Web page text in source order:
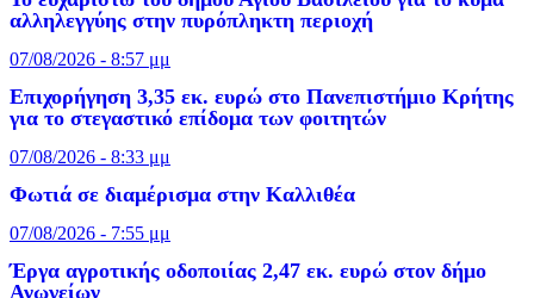
αλληλεγγύης στην πυρόπληκτη περιοχή
07/08/2026 - 8:57 μμ
Επιχορήγηση 3,35 εκ. ευρώ στο Πανεπιστήμιο Κρήτης
για το στεγαστικό επίδομα των φοιτητών
07/08/2026 - 8:33 μμ
Φωτιά σε διαμέρισμα στην Καλλιθέα
07/08/2026 - 7:55 μμ
Έργα αγροτικής οδοποιίας 2,47 εκ. ευρώ στον δήμο
Ανωγείων